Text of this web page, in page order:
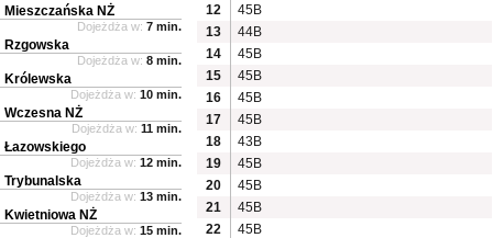
12
45B
13
44B
14
45B
15
45B
16
45B
17
45B
18
43B
19
45B
20
45B
21
45B
22
45B
Mieszczańska NŻ
Dojeżdża w: 7 min.
Rzgowska
Dojeżdża w: 8 min.
Królewska
Dojeżdża w: 10 min.
Wczesna NŻ
Dojeżdża w: 11 min.
Łazowskiego
Dojeżdża w: 12 min.
Trybunalska
Dojeżdża w: 13 min.
Kwietniowa NŻ
Dojeżdża w: 15 min.